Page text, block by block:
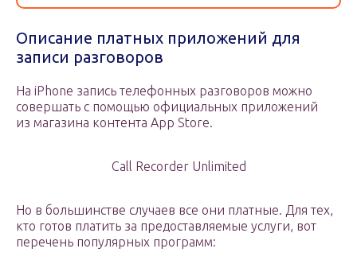
Описание платных приложений для
записи разговоров
На iPhone запись телефонных разговоров можно
совершать с помощью официальных приложений
из магазина контента App Store.
Call Recorder Unlimited
Но в большинстве случаев все они платные. Для тех,
кто готов платить за предоставляемые услуги, вот
перечень популярных программ: